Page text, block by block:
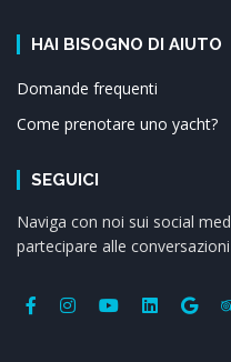
HAI BISOGNO DI AIUTO
Domande frequenti
Come prenotare uno yacht?
SEGUICI
Naviga con noi sui social
partecipare alle